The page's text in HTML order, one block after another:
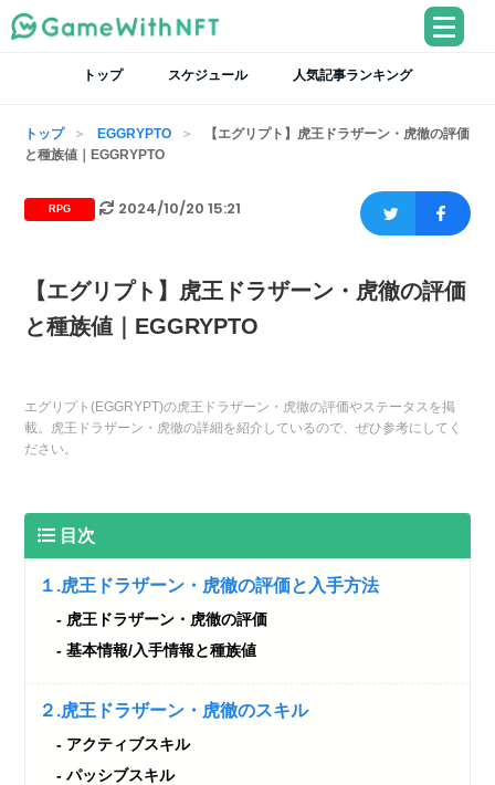
トップ スケジュール 人気記事ランキング
トップ EGGRYPTO
【エグリプト】虎王ドラザーン・虎徹の評価
と種族値｜EGGRYPTO
RPG 2024/10/20 15:21
【エグリプト】虎王ドラザーン・虎徹の評価
と種族値｜EGGRYPTO
エグリプト(EGGRYPT)の虎王ドラザーン・虎徹の評価やステータスを掲
載。虎王ドラザーン・虎徹の詳細を紹介しているので、ぜひ参考にしてく
ださい。
目次
１.虎王ドラザーン・虎徹の評価と入手方法
虎王ドラザーン・虎徹の評価
基本情報/入手情報と種族値
２.虎王ドラザーン・虎徹のスキル
アクティブスキル
パッシブスキル